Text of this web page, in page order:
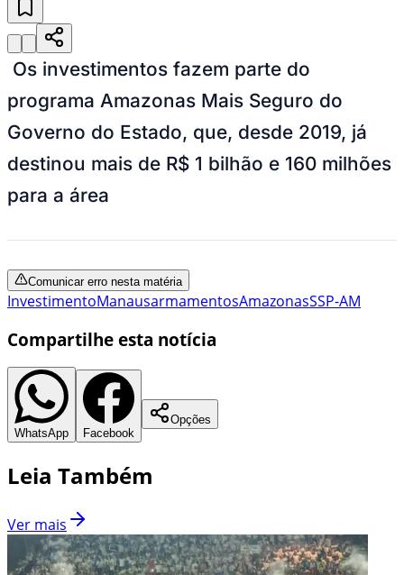
Os investimentos fazem parte do
programa Amazonas Mais Seguro do
Governo do Estado, que, desde 2019, já
destinou mais de R$ 1 bilhão e 160 milhões
para a área
Comunicar erro nesta matéria
InvestimentoManausarmamentosAmazonasSSP-AM
Compartilhe esta notícia
WhatsApp Facebook
Opções
Leia Também
Ver mais